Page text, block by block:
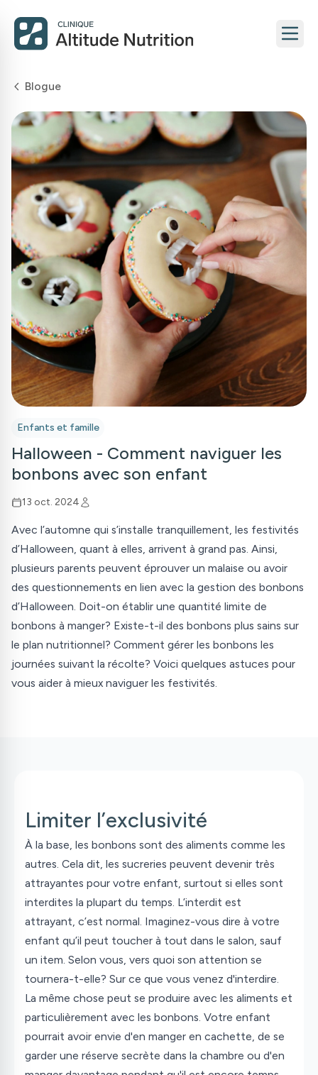
Blogue
Enfants et famille
Halloween - Comment naviguer les
bonbons avec son enfant
13 oct. 2024
Avec l’automne qui s’installe tranquillement, les festivités
d’Halloween, quant à elles, arrivent à grand pas. Ainsi,
plusieurs parents peuvent éprouver un malaise ou avoir
des questionnements en lien avec la gestion des bonbons
d’Halloween. Doit-on établir une quantité limite de
bonbons à manger? Existe-t-il des bonbons plus sains sur
le plan nutritionnel? Comment gérer les bonbons les
journées suivant la récolte? Voici quelques astuces pour
vous aider à mieux naviguer les festivités.
Limiter l’exclusivité
À la base, les bonbons sont des aliments comme les
autres. Cela dit, les sucreries peuvent devenir très
attrayantes pour votre enfant, surtout si elles sont
interdites la plupart du temps. L’interdit est
attrayant, c’est normal. Imaginez-vous dire à votre
enfant qu’il peut toucher à tout dans le salon, sauf
un item. Selon vous, vers quoi son attention se
tournera-t-elle? Sur ce que vous venez d'interdire.
La même chose peut se produire avec les aliments et
particulièrement avec les bonbons. Votre enfant
pourrait avoir envie d'en manger en cachette, de se
garder une réserve secrète dans la chambre ou d'en